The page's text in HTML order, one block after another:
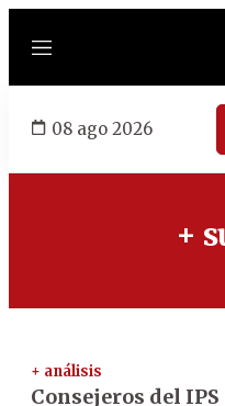
Menú
08 ago 2026
+
+ análisis
Consejeros del IPS